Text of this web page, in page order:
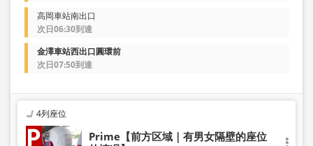
高岡車站南出口
次日06:30到達
金澤車站西出口圓環前
次日07:50到達
4列座位
Prime【前方区域｜有男女隔壁的座位